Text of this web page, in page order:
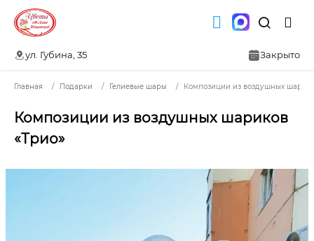
ул. Губина, 35 Закрыто
Главная Подарки Гелиевые шары Композиции из воздушных
Композиции из воздушных шариков
«Трио»